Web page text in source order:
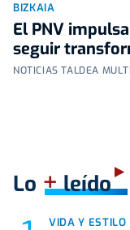
BIZKAIA
El PNV
seguir
NOTICIAS TALDEA
Lo +leído
VIDA Y ESTILO